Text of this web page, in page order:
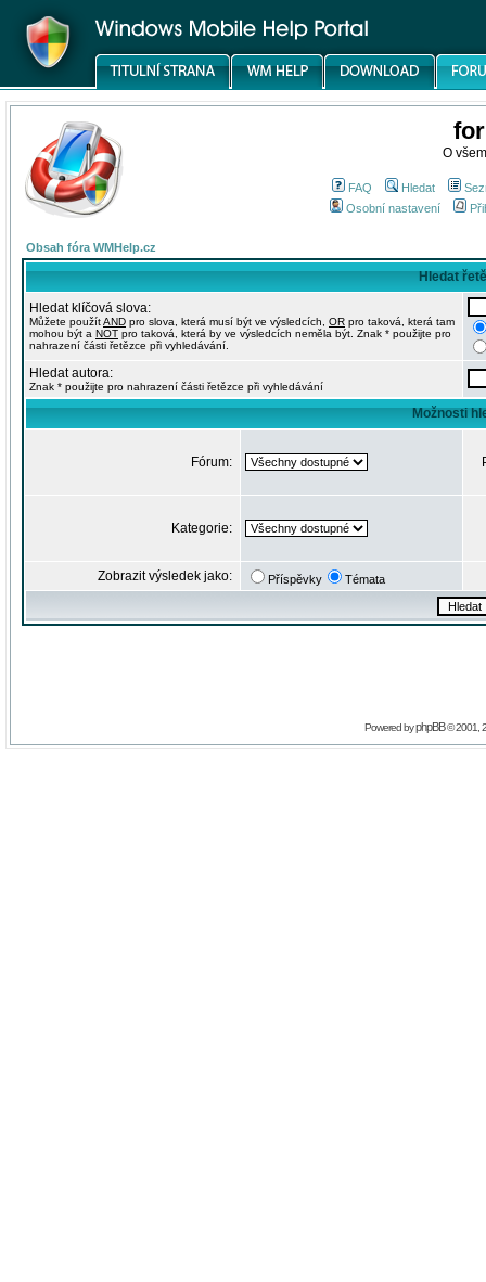
O
FAQ Hledat
Osobní nastavení
Obsah fóra WMHelp.cz
Hledat
Hledat klíčová slova:
Můžete použítAND pro slova, která musí být ve výsledcích, OR pro taková, která tam
mohou být a NOT pro taková, která by ve výsledcích neměla být. Znak * použijte pro
nahrazení části řetězce při vyhledávání.
Hledat autora:
Znak * použijte pro nahrazení části řetězce při vyhledávání
Možnosti
Fórum:
Kategorie:
Zobrazit výsledek jako: Příspěvky Témata
Powered byphpBB© 2001,